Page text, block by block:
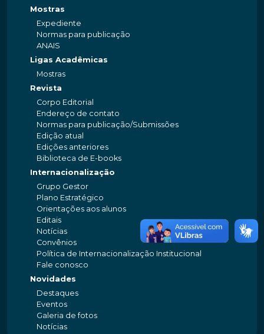
Mostras
Expediente
Normas para publicação
ANAIS
Ligas Acadêmicas
Mostras
Revista
Corpo Editorial
Endereço de contato
Normas para publicação/Submissões
Edição atual
Edições anteriores
Biblioteca de E-books
Internacionalização
Grupo Gestor
Plano Estratégico
Orientações aos alunos
Editais
Notícias
Convênios
Política de Internacionalização Institucional
Fale conosco
Novidades
Destaques
Eventos
Galeria de fotos
Notícias